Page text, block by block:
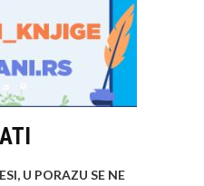
U PORAZU SE NE